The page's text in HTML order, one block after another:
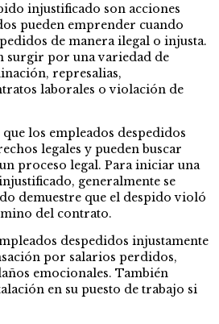
injustificado son acciones
pueden emprender cuando
de manera ilegal o injusta.
surgir por una variedad de
represalias,
laborales o violación de
los empleados despedidos
legales y pueden buscar
proceso legal. Para iniciar una
generalmente se
demuestre que el despido violó
del contrato.
despedidos injustamente
por salarios perdidos,
emocionales. También
en su puesto de trabajo si